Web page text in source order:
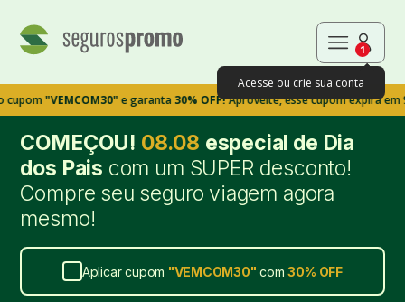
1
Acesse ou crie sua conta
"VEMCOM30"e garanta30% OFF!Aproveite, esse cupom expira em 9m39s
COMEÇOU! 08.08 especial de Dia
dos Pais com um SUPER desconto!
Compre seu seguro viagem agora
mesmo!
Aplicar cupom "VEMCOM30" com30% OFF